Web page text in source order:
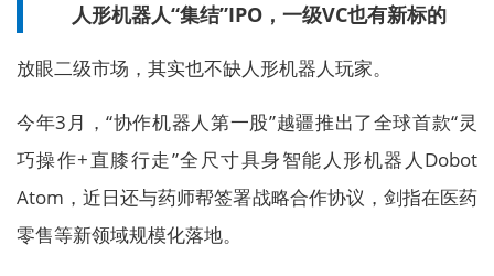
人形机器人“集结”IPO，一级VC也有新标的
放眼二级市场，其实也不缺人形机器人玩家。
今年3月，“协作机器人第一股”越疆推出了全球首款“灵
巧操作+直膝行走”全尺寸具身智能人形机器人Dobot
Atom，近日还与药师帮签署战略合作协议，剑指在医药
零售等新领域规模化落地。